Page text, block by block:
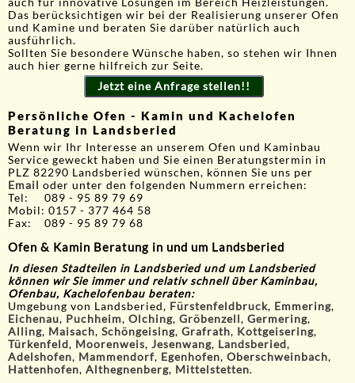
auch für innovative Lösungen im Bereich Heizleistungen.
Das berücksichtigen wir bei der Realisierung unserer Ofen
und Kamine und beraten Sie darüber natürlich auch
ausführlich.
Sollten Sie besondere Wünsche haben, so stehen wir Ihnen
auch hier gerne hilfreich zur Seite.
Jetzt eine Anfrage stellen!!
Persönliche Ofen - Kamin und Kachelofen
Beratung in Landsberied
Wenn wir Ihr Interesse an unserem Ofen und Kaminbau
Service geweckt haben und Sie einen Beratungstermin in
PLZ 82290 Landsberied wünschen, können Sie uns per
Email oder unter den folgenden Nummern erreichen:
Tel: 089 - 95 89 79 69
Mobil: 0157 - 377 464 58
Fax: 089 - 95 89 79 68
Ofen & Kamin Beratung in und um Landsberied
In diesen Stadteilen in Landsberied und um Landsberied
können wir Sie immer und relativ schnell über Kaminbau,
Ofenbau, Kachelofenbau beraten:
Umgebung von Landsberied, Fürstenfeldbruck, Emmering,
Eichenau, Puchheim, Olching, Gröbenzell, Germering,
Alling, Maisach, Schöngeising, Grafrath, Kottgeisering,
Türkenfeld, Moorenweis, Jesenwang, Landsberied,
Adelshofen, Mammendorf, Egenhofen, Oberschweinbach,
Hattenhofen, Althegnenberg, Mittelstetten.